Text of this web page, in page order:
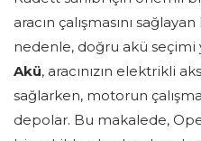
aracın çalışmasını
nedenle, doğru akü seçimi
Akü, aracınızın elektrikli
sağlarken, motorun
depolar. Bu makalede,